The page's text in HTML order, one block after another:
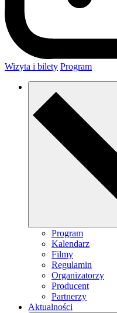
Wizyta i bilety Program
Program
Kalendarz
Filmy
Regulamin
Organizatorzy
Producent
Partnerzy
Aktualności